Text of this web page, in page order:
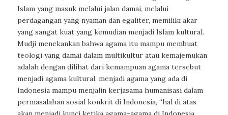
Islam yang masuk melalui jalan damai, melalui
perdagangan yang nyaman dan egaliter, memiliki akar
yang sangat kuat yang kemudian menjadi Islam kultural.
Mudji menekankan bahwa agama itu mampu membuat
teologi yang damai dalam multikultur atau kemajemukan
adalah dengan dilihat dari kemampuan agama tersebut
menjadi agama kultural, menjadi agama yang ada di
Indonesia mampu menjalin kerjasama humanisasi dalam
permasalahan sosial konkrit di Indonesia, “hal di atas